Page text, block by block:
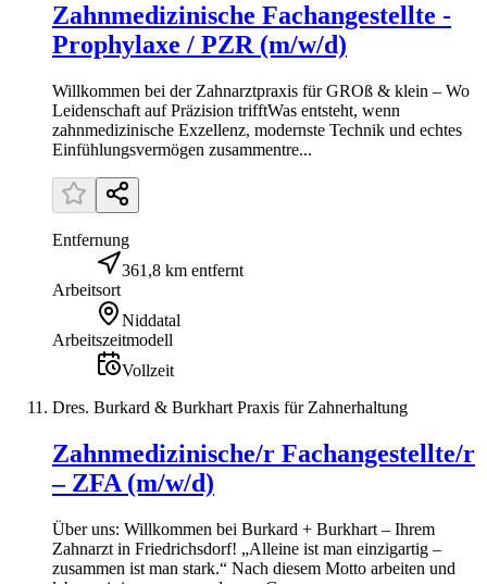
Zahnmedizinische Fachangestellte -
Prophylaxe / PZR (m/w/d)
Willkommen bei der Zahnarztpraxis für GROß & klein – Wo
Leidenschaft auf Präzision trifftWas entsteht, wenn
zahnmedizinische Exzellenz, modernste Technik und echtes
Einfühlungsvermögen zusammentre...
Entfernung
361,8 km entfernt
Arbeitsort
Niddatal
Arbeitszeitmodell
Vollzeit
Dres. Burkard & Burkhart Praxis für Zahnerhaltung
Zahnmedizinische/r Fachangestellte/r
– ZFA (m/w/d)
Über uns: Willkommen bei Burkard + Burkhart – Ihrem
Zahnarzt in Friedrichsdorf! „Alleine ist man einzigartig –
zusammen ist man stark.“ Nach diesem Motto arbeiten und